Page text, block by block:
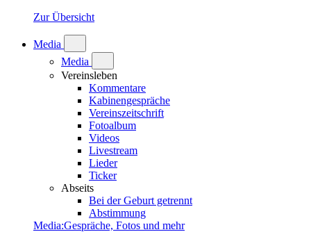
Zur Übersicht
Media
Media
Vereinsleben
Kommentare
Kabinengespräche
Vereinszeitschrift
Fotoalbum
Videos
Livestream
Lieder
Ticker
Abseits
Bei der Geburt getrennt
Abstimmung
Media:Gespräche, Fotos und mehr